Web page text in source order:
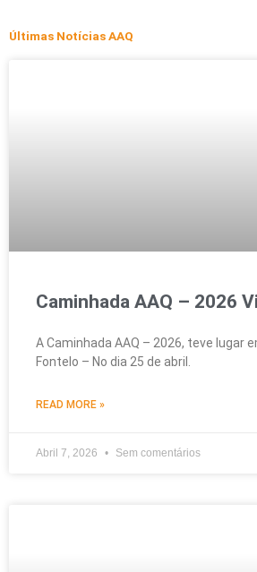
Últimas Notícias AAQ
Caminhada AAQ – 2026
A Caminhada AAQ – 2026, teve lugar
Fontelo – No dia 25 de abril.
READ MORE »
Abril 7, 2026 Sem comentários